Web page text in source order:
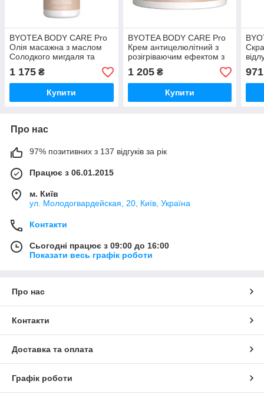
BYOTEA BODY CARE Pro
Олія масажна з маслом
Солодкого мигдаля та
Соняшника 1л (Оригінал)
1 175 ₴
Купити
BYOTEA BODY CARE Pro
Крем антицелюлітний з
розігріваючим ефектом з
Кофеїном та Арнікою 500
мл (Оригінал)
1 205₴
Купити
500
971
Про нас
97% позитивних з 137 відгуків за рік
Працює з 06.01.2015
м. Київ
ул. Молодогвардейская, 20, Київ, Україна
Контакти
Сьогодні працює з 09:00 до 16:00
Показати весь графік роботи
Про нас
Контакти
Доставка та оплата
Графік роботи